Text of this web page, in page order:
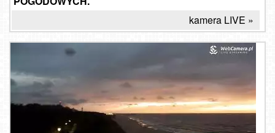
kamera LIVE »